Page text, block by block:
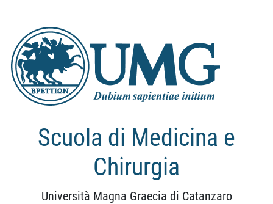
Scuola di Medicina e
Chirurgia
Università Magna Graecia di Catanzaro